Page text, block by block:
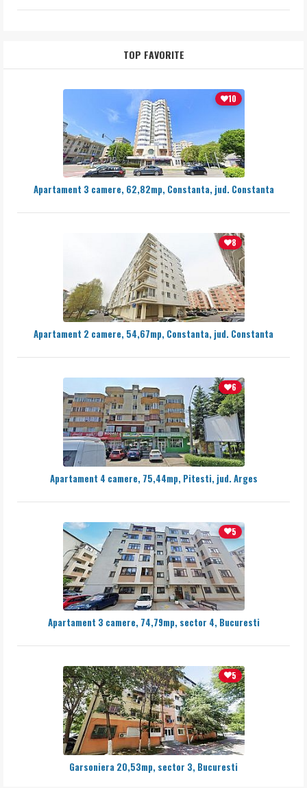
TOP FAVORITE
10
Apartament 3 camere, 62,82mp, Constanta, jud. Constanta
8
Apartament 2 camere, 54,67mp, Constanta, jud. Constanta
6
Apartament 4 camere, 75,44mp, Pitesti, jud. Arges
5
Apartament 3 camere, 74,79mp, sector 4, Bucuresti
5
Garsoniera 20,53mp, sector 3, Bucuresti